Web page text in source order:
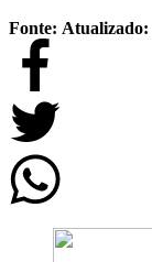
Fonte: Atualizado: